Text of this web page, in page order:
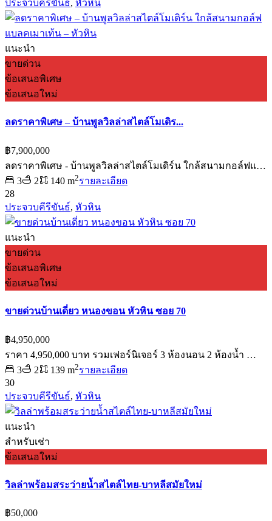
ประจวบคีรีขันธ์, หัวหิน
แนะนำ
ขายด่วน
ข้อเสนอพิเศษ
ข้อเสนอใหม่
ลดราคาพิเศษ – บ้านพูลวิลล่าสไตล์โมเดิร...
฿7,900,000
ลดราคาพิเศษ - บ้านพูลวิลล่าสไตล์โมเดิร์น ใกล้สนามกอล์ฟแ…
3
2 140 m2รายละเอียด
28
ประจวบคีรีขันธ์, หัวหิน
แนะนำ
ขายด่วน
ข้อเสนอพิเศษ
ข้อเสนอใหม่
ขายด่วนบ้านเดี่ยว หนองขอน หัวหิน ซอย 70
฿4,950,000
ราคา 4,950,000 บาท รวมเฟอร์นิเจอร์ 3 ห้องนอน 2 ห้องน้ำ …
3
2 139 m2รายละเอียด
30
ประจวบคีรีขันธ์, หัวหิน
แนะนำ
สำหรับเช่า
ข้อเสนอใหม่
วิลล่าพร้อมสระว่ายน้ำสไตล์ไทย-บาหลีสมัยใหม่
฿50,000